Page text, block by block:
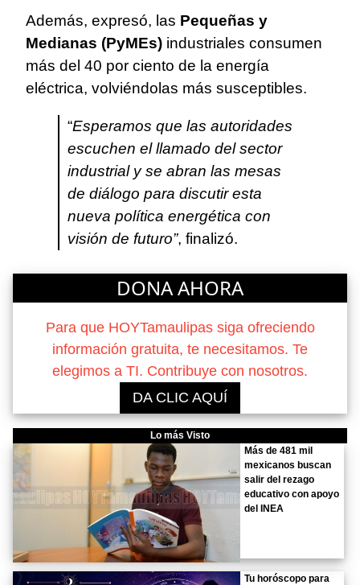
Además, expresó, las Pequeñas y
Medianas (PyMEs) industriales consumen
más del 40 por ciento de la energía
eléctrica, volviéndolas más susceptibles.
“Esperamos que las autoridades
escuchen el llamado del sector
industrial y se abran las mesas
de diálogo para discutir esta
nueva política energética con
visión de futuro”, finalizó.
DONA AHORA
Para que HOYTamaulipas siga ofreciendo
información gratuita, te necesitamos. Te
elegimos a TI. Contribuye con nosotros.
DA CLIC AQUÍ
Lo más Visto
Más de 481 mil
mexicanos buscan
salir del rezago
educativo con apoyo
del INEA
Tu horóscopo para